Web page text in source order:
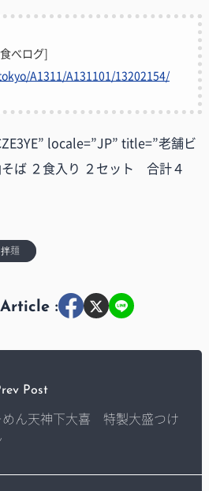
べログ]
A1311/A131101/13202154/
locale=”JP” title=”老舗ビ
ば ２食入り ２セット 合計４
拌麺
:
Post
めん天神下大喜 特製大盛つけ